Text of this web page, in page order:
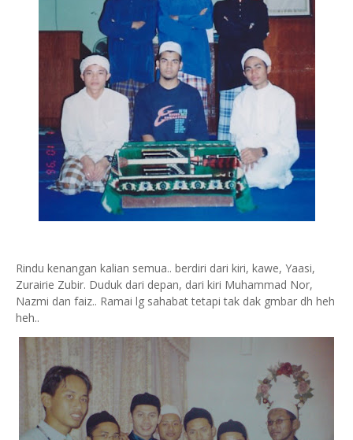
Rindu kenangan kalian semua.. berdiri dari kiri, kawe, Yaasi,
Zurairie Zubir. Duduk dari depan, dari kiri Muhammad Nor,
Nazmi dan faiz.. Ramai lg sahabat tetapi tak dak gmbar dh heh
heh..